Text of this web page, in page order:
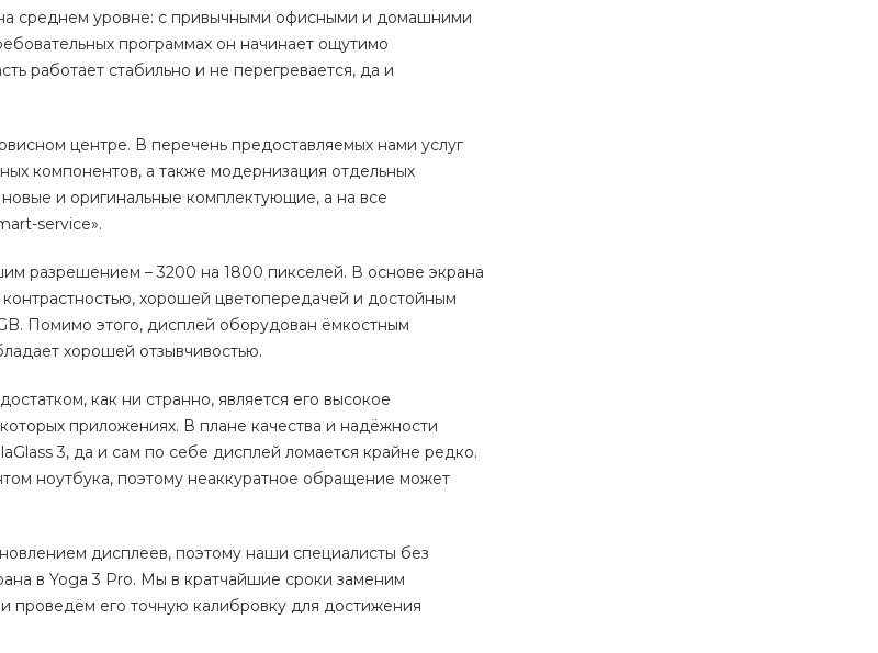
на среднем уровне: с привычными офисными и домашними
программах он начинает ощутимо
работает стабильно и не перегревается, да и
центре. В перечень предоставляемых нами услуг
компонентов, а также модернизация отдельных
и оригинальные комплектующие, а на все
service».
разрешением – 3200 на 1800 пикселей. В основе экрана
хорошей цветопередачей и достойным
Помимо этого, дисплей оборудован ёмкостным
хорошей отзывчивостью.
как ни странно, является его высокое
приложениях. В плане качества и надёжности
3, да и сам по себе дисплей ломается крайне редко.
ноутбука, поэтому неаккуратное обращение может
дисплеев, поэтому наши специалисты без
в Yoga 3 Pro. Мы в кратчайшие сроки заменим
проведём его точную калибровку для достижения